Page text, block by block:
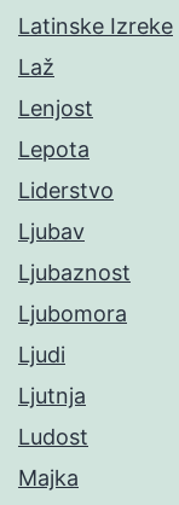
Latinske Izreke
Laž
Lenjost
Lepota
Liderstvo
Ljubav
Ljubaznost
Ljubomora
Ljudi
Ljutnja
Ludost
Majka